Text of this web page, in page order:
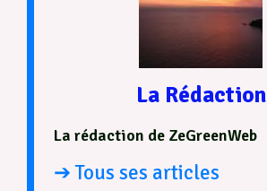
La Rédaction
La rédaction de ZeGreenWeb
➔ Tous ses articles